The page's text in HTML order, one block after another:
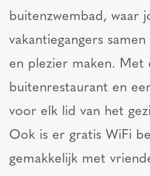
buitenzwembad, waar
vakantiegangers
en plezier maken. Met
buitenrestaurant en
voor elk lid van het
Ook is er gratis WiFi
gemakkelijk met